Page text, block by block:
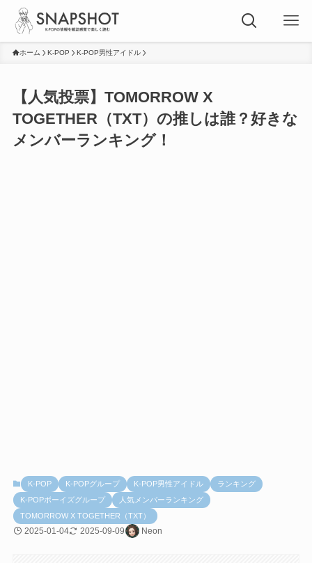
ホーム K-POP K-POP男性アイドル
【人気投票】TOMORROW X
TOGETHER（TXT）の推しは誰？好きな
メンバーランキング！
K-POP K-POPグループ K-POP男性アイドル
ランキング
K-POPボーイズグループ
人気メンバーランキング
TOMORROW X TOGETHER（TXT）
2025-01-04 2025-09-09 Neon